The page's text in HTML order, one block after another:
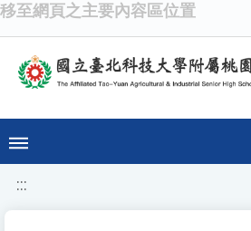
移至網頁之主要內容區位置
:::